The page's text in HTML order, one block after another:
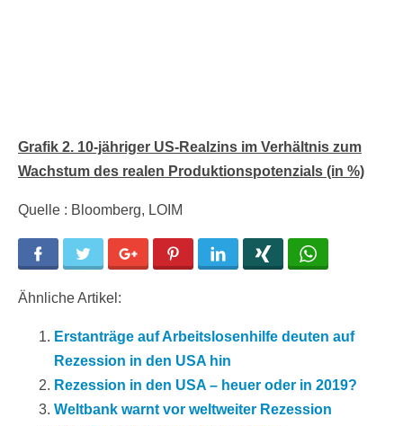
Grafik 2. 10-jähriger US-Realzins im Verhältnis zum
Wachstum des realen Produktionspotenzials (in %)
Quelle : Bloomberg, LOIM
Facebook Twitter Google+ Pinterest LinkedIn
Ähnliche Artikel:
Erstanträge auf Arbeitslosenhilfe deuten auf
Rezession in den USA hin
Rezession in den USA – heuer oder in 2019?
Weltbank warnt vor weltweiter Rezession